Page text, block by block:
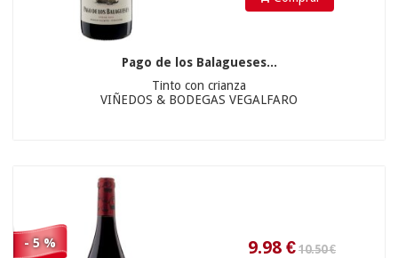
Pago de los Balagueses...
Tinto con crianza
VIÑEDOS & BODEGAS VEGALFARO
- 5 %